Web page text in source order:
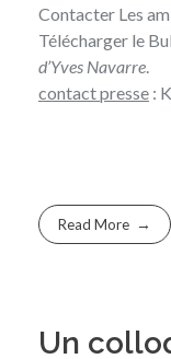
Contacter Les
Télécharger le
d’Yves Navarre
contact presse :
Read More
Un